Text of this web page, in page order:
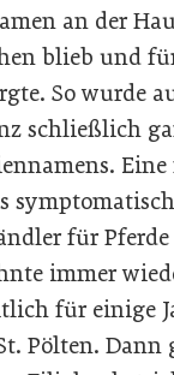
an der
blieb und
So wurde
schließlich
für
immer
für einige
Pölten.